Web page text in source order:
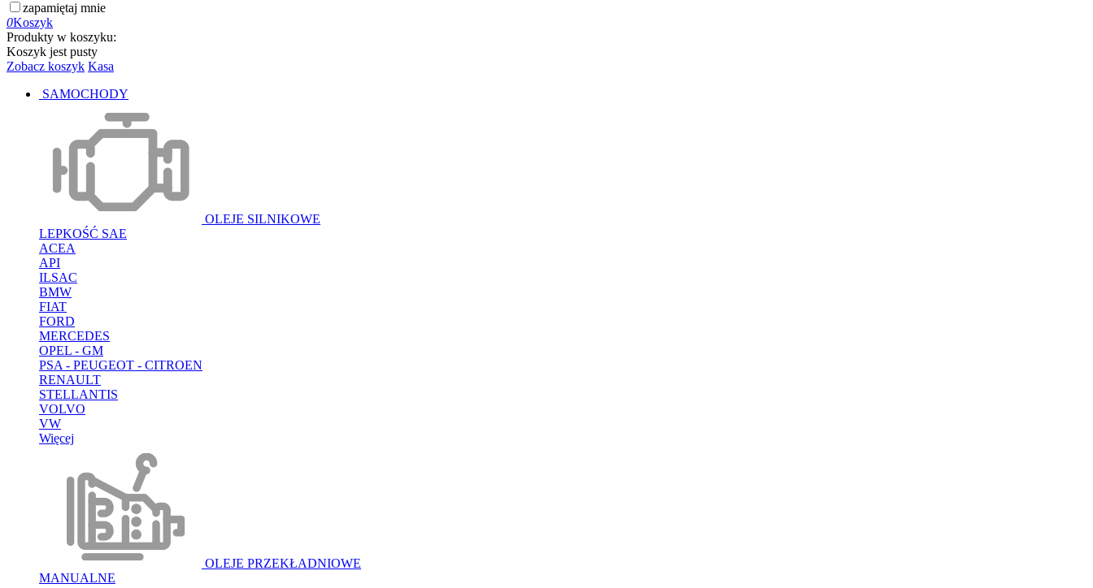
zapamiętaj mnie
0Koszyk
Produkty w koszyku:
Koszyk jest pusty
Zobacz koszyk Kasa
SAMOCHODY
OLEJE SILNIKOWE
LEPKOŚĆ SAE
ACEA
API
ILSAC
BMW
FIAT
FORD
MERCEDES
OPEL - GM
PSA - PEUGEOT - CITROEN
RENAULT
STELLANTIS
VOLVO
VW
Więcej
OLEJE PRZEKŁADNIOWE
MANUALNE